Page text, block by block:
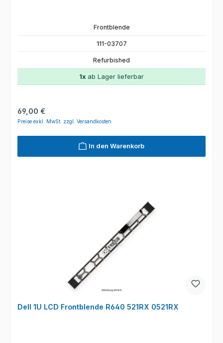
Frontblende
111-03707
Refurbished
1x ab Lager lieferbar
Regulärer Preis:
69,00 €
Preise exkl. MwSt. zzgl. Versandkosten
In den Warenkorb
Dell 1U LCD Frontblende R640 521RX 0521RX